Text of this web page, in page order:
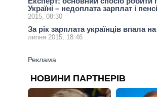
Україні – недоплата зарплат і
2015, 08:30
За рік зарплата українців впала
липня 2015, 18:46